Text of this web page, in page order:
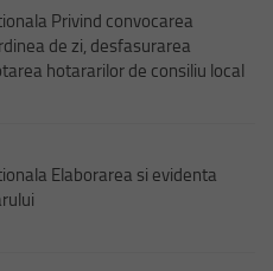
Privind convocarea
de zi, desfasurarea
hotararilor de consiliu local
Elaborarea si evidenta